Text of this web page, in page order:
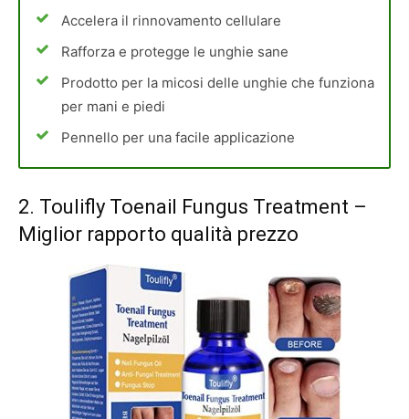
Accelera il rinnovamento cellulare
Rafforza e protegge le unghie sane
Prodotto per la micosi delle unghie che funziona
per mani e piedi
Pennello per una facile applicazione
2. Toulifly Toenail Fungus Treatment –
Miglior rapporto qualità prezzo